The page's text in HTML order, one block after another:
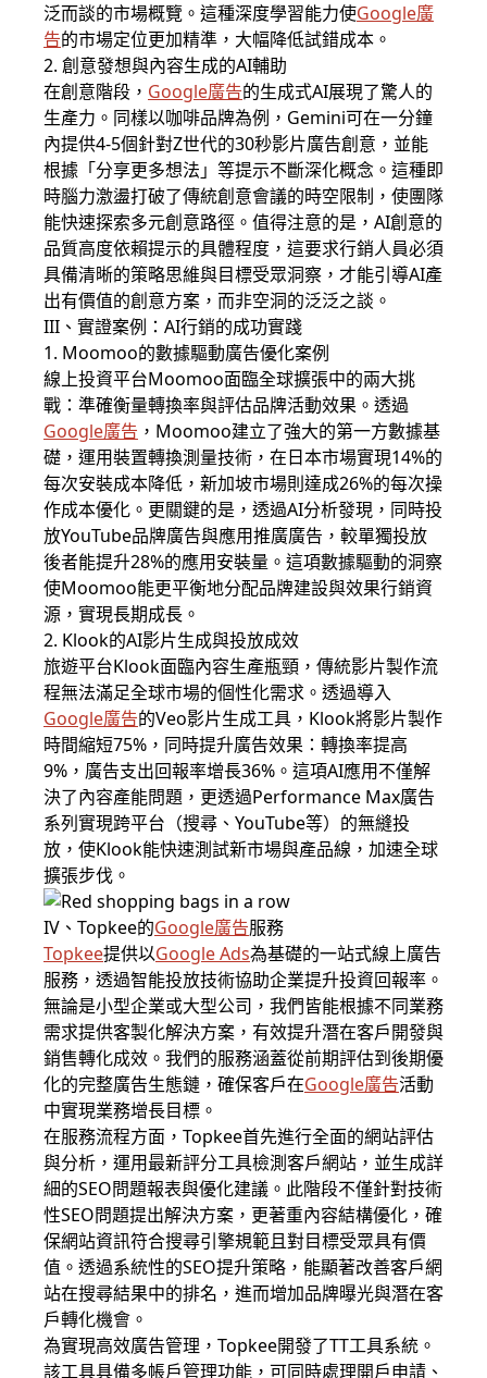
泛而談的市場概覽。這種深度學習能力使Google廣
告的市場定位更加精準，大幅降低試錯成本。
2. 創意發想與內容生成的AI輔助
在創意階段， Google廣告的生成式AI展現了驚人的
生產力。同樣以咖啡品牌為例，Gemini可在一分鐘
內提供4-5個針對Z世代的30秒影片廣告創意，並能
根據「分享更多想法」等提示不斷深化概念。這種即
時腦力激盪打破了傳統創意會議的時空限制，使團隊
能快速探索多元創意路徑。值得注意的是，AI創意的
品質高度依賴提示的具體程度，這要求行銷人員必須
具備清晰的策略思維與目標受眾洞察，才能引導AI產
出有價值的創意方案，而非空洞的泛泛之談。
III、實證案例：AI行銷的成功實踐
1. Moomoo的數據驅動廣告優化案例
線上投資平台Moomoo面臨全球擴張中的兩大挑
戰：準確衡量轉換率與評估品牌活動效果。透過
Google廣告 ，Moomoo建立了強大的第一方數據基
礎，運用裝置轉換測量技術，在日本市場實現14%的
每次安裝成本降低，新加坡市場則達成26%的每次操
作成本優化。更關鍵的是，透過AI分析發現，同時投
放YouTube品牌廣告與應用推廣廣告，較單獨投放
後者能提升28%的應用安裝量。這項數據驅動的洞察
使Moomoo能更平衡地分配品牌建設與效果行銷資
源，實現長期成長。
2. Klook的AI影片生成與投放成效
旅遊平台Klook面臨內容生產瓶頸，傳統影片製作流
程無法滿足全球市場的個性化需求。透過導入
Google廣告的Veo影片生成工具，Klook將影片製作
時間縮短75%，同時提升廣告效果：轉換率提高
9%，廣告支出回報率增長36%。這項AI應用不僅解
決了內容產能問題，更透過Performance Max廣告
系列實現跨平台（搜尋、YouTube等）的無縫投
放，使Klook能快速測試新市場與產品線，加速全球
擴張步伐。
IV、Topkee的Google廣告服務
Topkee提供以Google Ads為基礎的一站式線上廣告
服務，透過智能投放技術協助企業提升投資回報率。
無論是小型企業或大型公司，我們皆能根據不同業務
需求提供客製化解決方案，有效提升潛在客戶開發與
銷售轉化成效。我們的服務涵蓋從前期評估到後期優
化的完整廣告生態鏈，確保客戶在Google廣告活動
中實現業務增長目標。
在服務流程方面，Topkee首先進行全面的網站評估
與分析，運用最新評分工具檢測客戶網站，並生成詳
細的SEO問題報表與優化建議。此階段不僅針對技術
性SEO問題提出解決方案，更著重內容結構優化，確
保網站資訊符合搜尋引擎規範且對目標受眾具有價
值。透過系統性的SEO提升策略，能顯著改善客戶網
站在搜尋結果中的排名，進而增加品牌曝光與潛在客
戶轉化機會。
為實現高效廣告管理，Topkee開發了TT工具系統。
該工具具備多帳戶管理功能，可同時處理開戶申請、